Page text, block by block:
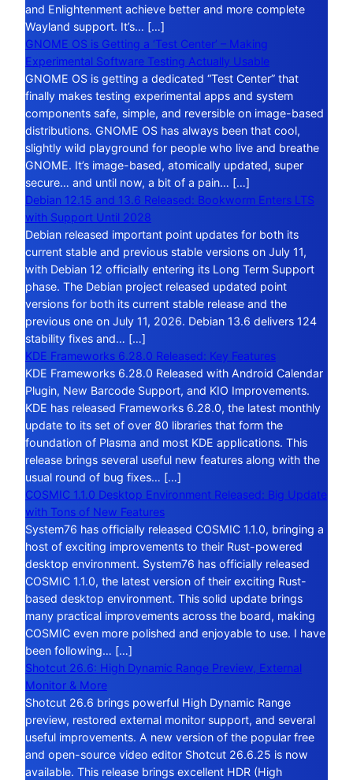
and Enlightenment achieve better and more complete
Wayland support. It’s… […]
GNOME OS is Getting a ‘Test Center’ – Making
Experimental Software Testing Actually Usable
GNOME OS is getting a dedicated “Test Center” that
finally makes testing experimental apps and system
components safe, simple, and reversible on image-based
distributions. GNOME OS has always been that cool,
slightly wild playground for people who live and breathe
GNOME. It’s image-based, atomically updated, super
secure… and until now, a bit of a pain… […]
Debian 12.15 and 13.6 Released: Bookworm Enters LTS
with Support Until 2028
Debian released important point updates for both its
current stable and previous stable versions on July 11,
with Debian 12 officially entering its Long Term Support
phase. The Debian project released updated point
versions for both its current stable release and the
previous one on July 11, 2026. Debian 13.6 delivers 124
stability fixes and… […]
KDE Frameworks 6.28.0 Released: Key Features
KDE Frameworks 6.28.0 Released with Android Calendar
Plugin, New Barcode Support, and KIO Improvements.
KDE has released Frameworks 6.28.0, the latest monthly
update to its set of over 80 libraries that form the
foundation of Plasma and most KDE applications. This
release brings several useful new features along with the
usual round of bug fixes… […]
COSMIC 1.1.0 Desktop Environment Released: Big Update
with Tons of New Features
System76 has officially released COSMIC 1.1.0, bringing a
host of exciting improvements to their Rust-powered
desktop environment. System76 has officially released
COSMIC 1.1.0, the latest version of their exciting Rust-
based desktop environment. This solid update brings
many practical improvements across the board, making
COSMIC even more polished and enjoyable to use. I have
been following… […]
Shotcut 26.6: High Dynamic Range Preview, External
Monitor & More
Shotcut 26.6 brings powerful High Dynamic Range
preview, restored external monitor support, and several
useful improvements. A new version of the popular free
and open-source video editor Shotcut 26.6.25 is now
available. This release brings excellent HDR (High